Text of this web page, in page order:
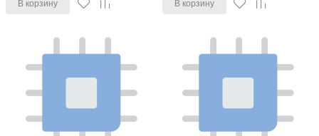
В корзину В корзину